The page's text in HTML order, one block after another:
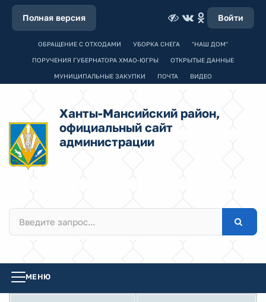
Полная версия Войти
ОБРАЩЕНИЕ С ОТХОДАМИ УБОРКА СНЕГА "НАШ ДОМ"
ПОРУЧЕНИЯ ГУБЕРНАТОРА ХМАО-ЮГРЫ ОТКРЫТЫЕ ДАННЫЕ
МУНИЦИПАЛЬНЫЕ ЗАКУПКИ ПОЧТА ВИДЕО
Ханты-Мансийский район,
официальный сайт
администрации
МЕНЮ